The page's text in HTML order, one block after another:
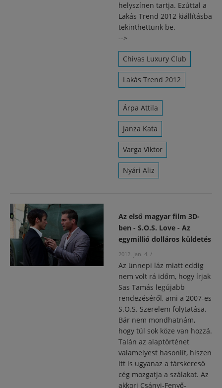
helyszínen tartja. Ezúttal a
Lakás Trend 2012 kiállításba
tekinthettünk be.
-->
Chivas Luxury Club
Lakás Trend 2012
Árpa Attila
Janza Kata
Varga Viktor
Nyári Aliz
Az első magyar film 3D-
ben - S.O.S. Love - Az
egymillió dolláros küldetés
2012. jan. 4. /
Az ünnepi láz miatt eddig
nem volt rá időm, hogy írjak
Sas Tamás legújabb
rendezéséről, ami a 2007-es
S.O.S. Szerelem folytatása.
Bár nem mondhatnám,
hogy túl sok köze van hozzá.
Talán az alaptörténet
valamelyest hasonlít, hiszen
itt is ugyanaz a társkereső
cég mozgatja a szálakat. Az
akkori Csányi-Fenyő-